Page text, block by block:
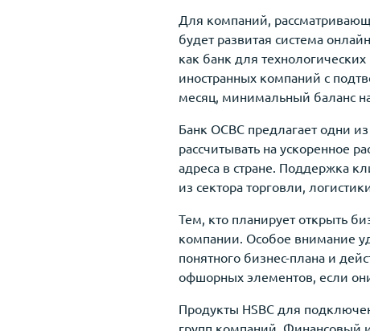
Для компаний,
будет развитая система
как банк для
иностранных компаний с
месяц, минимальный баланс
Банк OCBC предлагает одни
рассчитывать на ускоренное
адреса в стране. Поддержка
из сектора торговли,
Тем, кто планирует открыть
компании. Особое внимание
понятного бизнес-плана и
офшорных элементов, если
Продукты HSBC для
групп компаний. Финансовый